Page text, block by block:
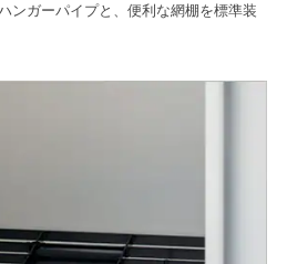
ンガーパイプと、便利な網棚を標準装